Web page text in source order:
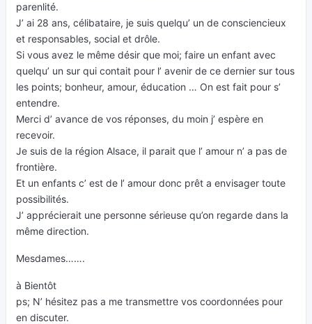
parenlité.
J’ ai 28 ans, célibataire, je suis quelqu’ un de consciencieux
et responsables, social et drôle.
Si vous avez le même désir que moi; faire un enfant avec
quelqu’ un sur qui contait pour l’ avenir de ce dernier sur tous
les points; bonheur, amour, éducation … On est fait pour s’
entendre.
Merci d’ avance de vos réponses, du moin j’ espère en
recevoir.
Je suis de la région Alsace, il parait que l’ amour n’ a pas de
frontière.
Et un enfants c’ est de l’ amour donc prêt a envisager toute
possibilités.
J’ apprécierait une personne sérieuse qu’on regarde dans la
même direction.
Mesdames…….
à Bientôt
ps; N’ hésitez pas a me transmettre vos coordonnées pour
en discuter.